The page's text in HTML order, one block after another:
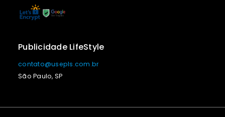
Publicidade LifeStyle
contato@usepls.com.br
São Paulo, SP